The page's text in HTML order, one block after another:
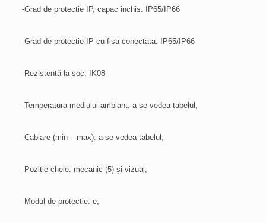
-Grad de protectie IP, capac inchis: IP65/IP66
-Grad de protectie IP cu fisa conectata: IP65/IP66
-Rezistență la șoc: IK08
-Temperatura mediului ambiant: a se vedea tabelul,
-Cablare (min – max): a se vedea tabelul,
-Pozitie cheie: mecanic (5) și vizual,
-Modul de protecție: e,